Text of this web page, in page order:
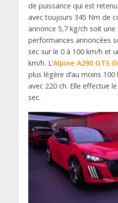
de puissance qui est
avec toujours 345 Nm de
annonce 5,7 kg/ch soit une
performances annoncées
sec sur le 0 à 100 km/h et
km/h. L’Alpine A290 GTS
plus légère d’au moins
avec 220 ch. Elle effectue
sec.